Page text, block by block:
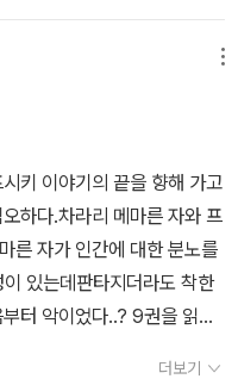
키 이야기의 끝을 향해 가고
하다.차라리 메마른 자와 프
른 자가 인간에 대한 분노를
있는데판타지더라도 착한
터 악이었다..? 9권을 읽어
더보기